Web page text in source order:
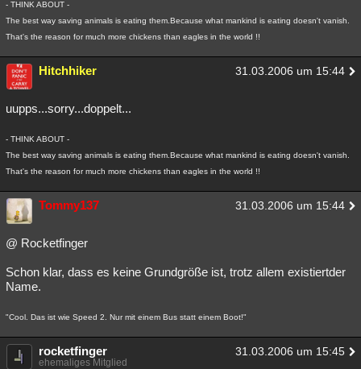
- THINK ABOUT -
The best way saving animals is eating them.Because what mankind is eating doesn't vanish.
That's the reason for much more chickens than eagles in the world !!
Hitchhiker 31.03.2006 um 15:44
uupps...sorry...doppelt...
- THINK ABOUT -
The best way saving animals is eating them.Because what mankind is eating doesn't vanish.
That's the reason for much more chickens than eagles in the world !!
Tommy137 31.03.2006 um 15:44
@ Rocketfinger
Schon klar, dass es keine Grundgröße ist, trotz allem existiertder
Name.
"Cool. Das ist wie Speed 2. Nur mit einem Bus statt einem Boot!"
rocketfinger 31.03.2006 um 15:45
ehemaliges Mitglied